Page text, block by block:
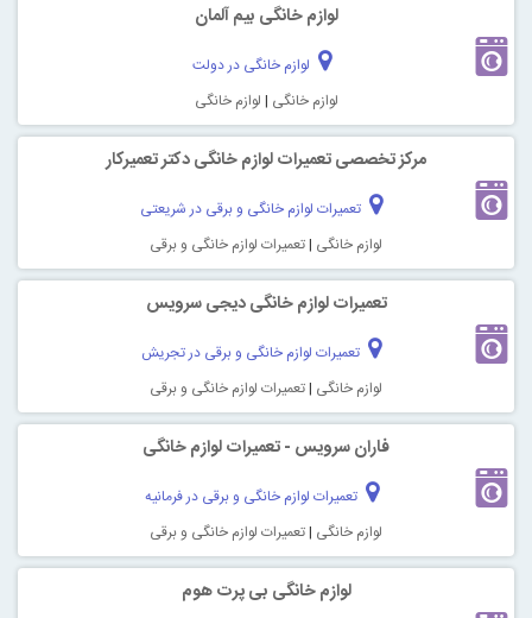
لوازم خانگی بیم آلمان
لوازم خانگی در دولت
لوازم خانگی | لوازم خانگی
مرکز تخصصی تعمیرات لوازم خانگی دکتر تعمیرکار
تعمیرات لوازم خانگی و برقی در شریعتی
لوازم خانگی |تعمیرات لوازم خانگی و برقی
تعمیرات لوازم خانگی دیجی سرویس
تعمیرات لوازم خانگی و برقی در تجریش
لوازم خانگی |تعمیرات لوازم خانگی و برقی
فاران سرویس - تعمیرات لوازم خانگی
تعمیرات لوازم خانگی و برقی در فرمانیه
لوازم خانگی |تعمیرات لوازم خانگی و برقی
لوازم خانگی بی پرت هوم